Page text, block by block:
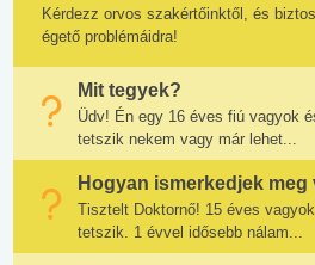
Kérdezz orvos szakértőinktől, és
égető problémáidra!
Mit tegyek?
Üdv! Én egy 16 éves fiú vagyok
tetszik nekem vagy már lehet...
Hogyan ismerkedjek meg
Tisztelt Doktornő! 15 éves
tetszik. 1 évvel idősebb nálam...